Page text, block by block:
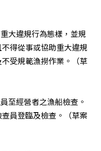
大違規行為態樣，並規
得從事或協助重大違規
受規範漁撈作業。（草
至經營者之漁船檢查。
員登臨及檢查。（草案